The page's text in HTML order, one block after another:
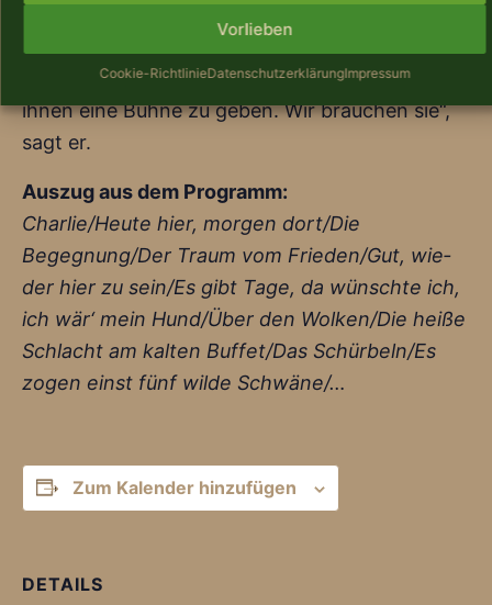
Vorlieben
Cookie-RichtlinieDatenschutzerklärungImpressum
Musi­ker wie­der mehr nach vorn zu holen und
ihnen eine Büh­ne zu geben. Wir brau­chen sie“,
sagt er.
Aus­zug aus dem Programm:
Charlie/​Heute hier, mor­gen dort/​Die
Begegnung/​Der Traum vom Frieden/​Gut, wie­
der hier zu sein/​Es gibt Tage, da wünsch­te ich,
ich wär‘ mein Hund/​Über den Wolken/​Die hei­ße
Schlacht am kal­ten Buffet/​Das Schürbeln/​Es
zogen einst fünf wil­de Schwäne/…
Zum Kalender hinzufügen
DETAILS